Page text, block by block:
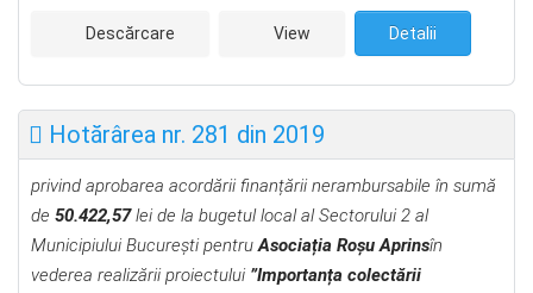
Descărcare View Detalii
Hotărârea nr. 281 din 2019
privind aprobarea acordării finanțării nerambursabile în sumă
de 50.422,57lei de la bugetul local al Sectorului 2 al
Municipiului București pentruAsociația Roșu Aprinsîn
vederea realizării proiectului ”Importanța colectării